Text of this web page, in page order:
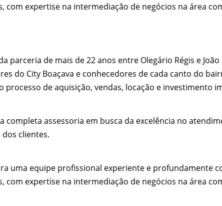
com expertise na intermediação de negócios na área
parceria de mais de 22 anos entre Olegário Régis e
do City Boaçava e conhecedores de cada canto do
processo de aquisição, vendas, locação e investimento
completa assessoria em busca da excelência no
clientes.
uma equipe profissional experiente e profundamente
com expertise na intermediação de negócios na área